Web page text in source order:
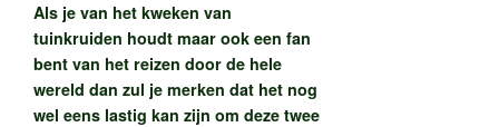
Als je van het kweken van
tuinkruiden houdt maar ook een fan
bent van het reizen door de hele
wereld dan zul je merken dat het nog
wel eens lastig kan zijn om deze twee